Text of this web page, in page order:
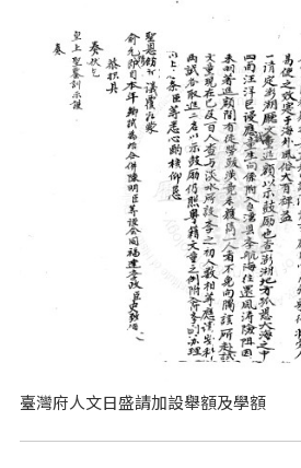
臺灣府人文日盛請加設舉額及學額